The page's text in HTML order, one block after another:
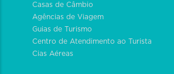
Casas de Câmbio
Agências de Viagem
Guias de Turismo
Centro de Atendimento ao Turista
Cias Aéreas